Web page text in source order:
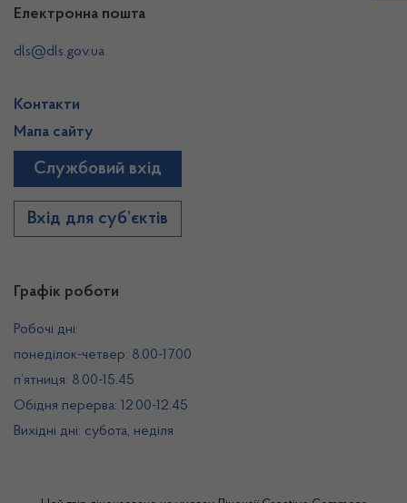
Графік роботи
Робочі дні:
понеділок-четвер: 8.00-17.00
п’ятниця: 8.00-15.45
Обідня перерва: 12.00-12.45
Вихідні дні: субота, неділя
Електронна пошта
dls@dls.gov.ua
Контакти
Мапа сайту
Службовий вхід
Вхід для суб’єктів